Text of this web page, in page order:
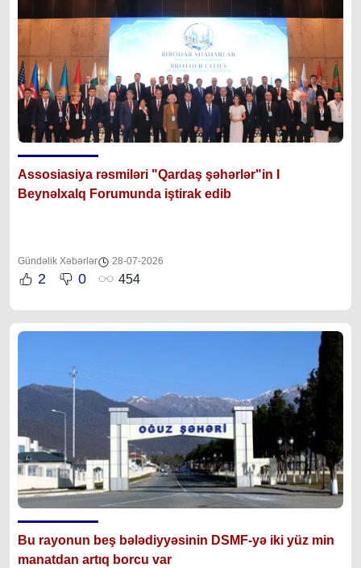
Assosiasiya rəsmiləri "Qardaş şəhərlər"in I
Beynəlxalq Forumunda iştirak edib
Gündəlik Xəbərlər 28-07-2026
2 0 454
Bu rayonun beş bələdiyyəsinin DSMF-yə iki yüz min
manatdan artıq borcu var